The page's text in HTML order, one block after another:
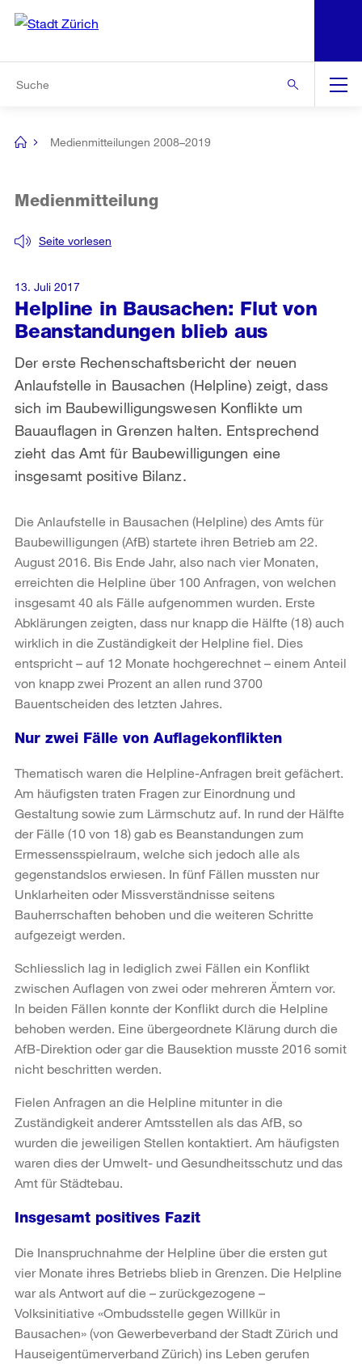
Navigation
[no
Medienmitteilungen 2008–2019
Helpline in Bausachen: Flut von
Beanstandungen blieb aus
Seite vorlesen
Medienmitteilung
Der erste Rechenschaftsbericht der neuen
Anlaufstelle in Bausachen (Helpline) zeigt, dass
sich im Baubewilligungswesen Konflikte um
Bauauflagen in Grenzen halten. Entsprechend
zieht das Amt für Baubewilligungen eine
insgesamt positive Bilanz.
13. Juli 2017
Die Anlaufstelle in Bausachen (Helpline) des Amts für
Baubewilligungen (AfB) startete ihren Betrieb am 22.
August 2016. Bis Ende Jahr, also nach vier Monaten,
erreichten die Helpline über 100 Anfragen, von welchen
insgesamt 40 als Fälle aufgenommen wurden. Erste
Abklärungen zeigten, dass nur knapp die Hälfte (18) auch
wirklich in die Zuständigkeit der Helpline fiel. Dies
entspricht – auf 12 Monate hochgerechnet – einem Anteil
von knapp zwei Prozent an allen rund 3700
Bauentscheiden des letzten Jahres.
Nur zwei Fälle von Auflagekonflikten
Thematisch waren die Helpline-Anfragen breit gefächert.
Am häufigsten traten Fragen zur Einordnung und
Gestaltung sowie zum Lärmschutz auf. In rund der Hälfte
der Fälle (10 von 18) gab es Beanstandungen zum
Ermessensspielraum, welche sich jedoch alle als
gegenstandslos erwiesen. In fünf Fällen mussten nur
Unklarheiten oder Missverständnisse seitens
Bauherrschaften behoben und die weiteren Schritte
aufgezeigt werden.
Schliesslich lag in lediglich zwei Fällen ein Konflikt
zwischen Auflagen von zwei oder mehreren Ämtern vor.
In beiden Fällen konnte der Konflikt durch die Helpline
behoben werden. Eine übergeordnete Klärung durch die
AfB-Direktion oder gar die Bausektion musste 2016 somit
nicht beschritten werden.
Fielen Anfragen an die Helpline mitunter in die
Zuständigkeit anderer Amtsstellen als das AfB, so
wurden die jeweiligen Stellen kontaktiert. Am häufigsten
waren dies der Umwelt- und Gesundheitsschutz und das
Amt für Städtebau.
Insgesamt positives Fazit
Die Inanspruchnahme der Helpline über die ersten gut
vier Monate ihres Betriebs blieb in Grenzen. Die Helpline
war als Antwort auf die – zurückgezogene –
Volksinitiative «Ombudsstelle gegen Willkür in
Bausachen» (von Gewerbeverband der Stadt Zürich und
Hauseigentümerverband Zürich) ins Leben gerufen